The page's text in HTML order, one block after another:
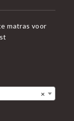
matras voor
×